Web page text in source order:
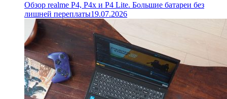
Обзор realme P4, P4x и P4 Lite. Большие батареи без
лишней переплаты19.07.2026